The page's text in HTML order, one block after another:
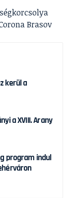
Brasov
kerül a
a XVIII. Arany
program indul